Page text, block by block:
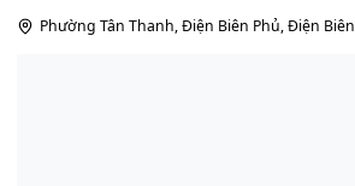
Phường Tân Thanh, Điện Biên Phủ, Điện Biên